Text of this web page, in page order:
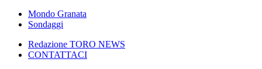
Mondo Granata
Sondaggi
Redazione TORO NEWS
CONTATTACI